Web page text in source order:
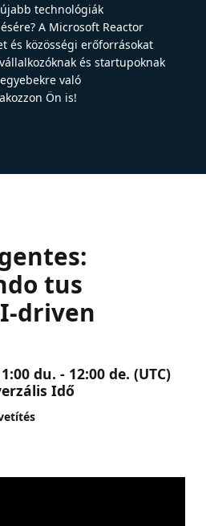
technológiák
A Microsoft Reactor
és közösségi erőforrásokat
és startupoknak
való
Ön is!
tus
driven
du. - 12:00 de. (UTC)
Idő